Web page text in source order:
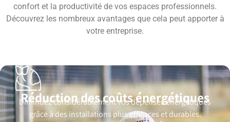
confort et la productivité de vos espaces professionnels.
Découvrez les nombreux avantages que cela peut apporter à
votre entreprise.
Réduction des coûts énergétiques
Diminuez considérablement vos dépenses énergétiques
grâce à des installations plus efficaces et durables.